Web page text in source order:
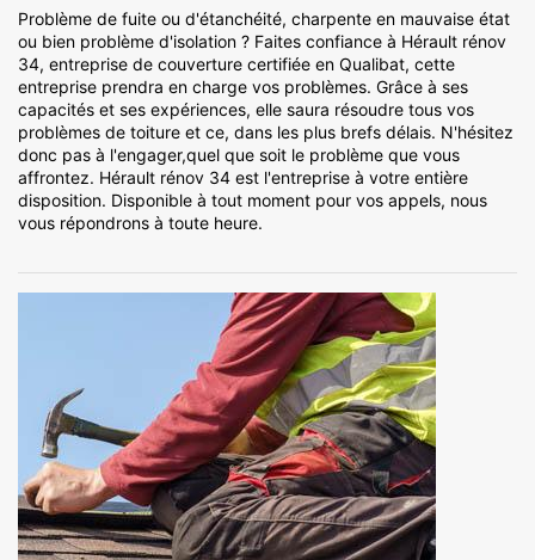
Problème de fuite ou d'étanchéité, charpente en mauvaise état
ou bien problème d'isolation ? Faites confiance à Hérault rénov
34, entreprise de couverture certifiée en Qualibat, cette
entreprise prendra en charge vos problèmes. Grâce à ses
capacités et ses expériences, elle saura résoudre tous vos
problèmes de toiture et ce, dans les plus brefs délais. N'hésitez
donc pas à l'engager,quel que soit le problème que vous
affrontez. Hérault rénov 34 est l'entreprise à votre entière
disposition. Disponible à tout moment pour vos appels, nous
vous répondrons à toute heure.